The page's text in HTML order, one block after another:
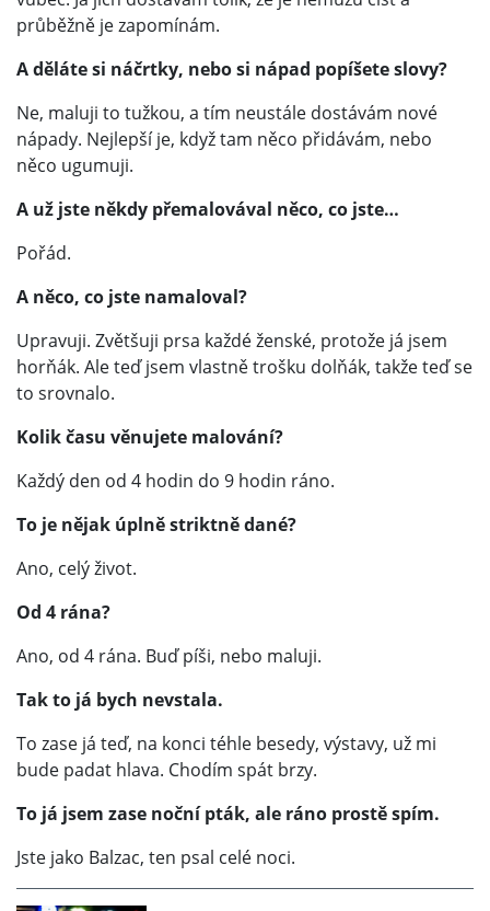
průběžně je zapomínám.
A děláte si náčrtky, nebo si nápad popíšete slovy?
Ne, maluji to tužkou, a tím neustále dostávám nové
nápady. Nejlepší je, když tam něco přidávám, nebo
něco ugumuji.
A už jste někdy přemalovával něco, co jste…
Pořád.
A něco, co jste namaloval?
Upravuji. Zvětšuji prsa každé ženské, protože já jsem
horňák. Ale teď jsem vlastně trošku dolňák, takže teď se
to srovnalo.
Kolik času věnujete malování?
Každý den od 4 hodin do 9 hodin ráno.
To je nějak úplně striktně dané?
Ano, celý život.
Od 4 rána?
Ano, od 4 rána. Buď píši, nebo maluji.
Tak to já bych nevstala.
To zase já teď, na konci téhle besedy, výstavy, už mi
bude padat hlava. Chodím spát brzy.
To já jsem zase noční pták, ale ráno prostě spím.
Jste jako Balzac, ten psal celé noci.